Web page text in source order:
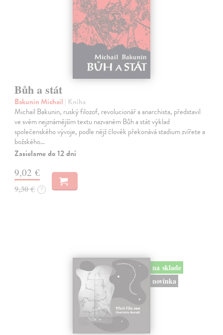
Bůh a stát
Bakunin Michail | Kniha
Michail Bakunin, ruský filozof, revolucionář a anarchista, představil
ve svém nejznámějším textu nazvaném Bůh a stát výklad
společenského vývoje, podle nějž člověk překonává stadium zvířete a
božského…
Zasielame do 12 dní
9,02 €
9,30 € ?
na sklade
novinka